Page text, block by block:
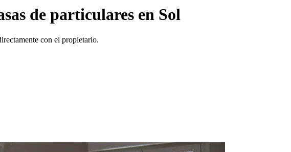
de particulares en Sol
con el propietario.